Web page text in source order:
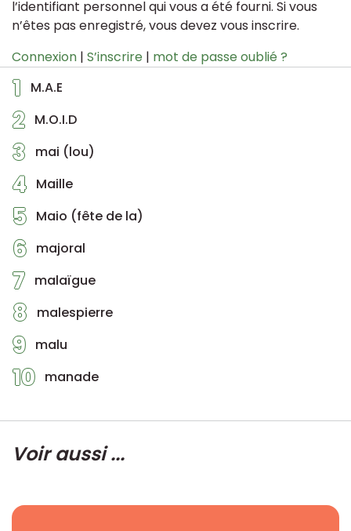
1 M.A.E
2 M.O.I.D
3 mai (lou)
4 Maille
5 Maio (fête de la)
6 majoral
7 malaïgue
8 malespierre
9 malu
10 manade
l’identifiant personnel qui vous a été fourni. Si vous
n’êtes pas enregistré, vous devez vous inscrire.
Connexion | S’inscrire | mot de passe oublié ?
Voir aussi ...